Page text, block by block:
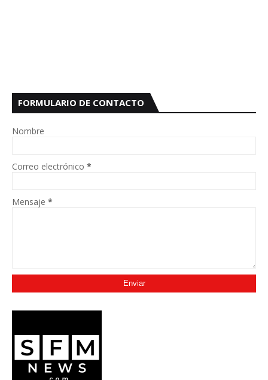
FORMULARIO DE CONTACTO
Nombre
Correo electrónico *
Mensaje *